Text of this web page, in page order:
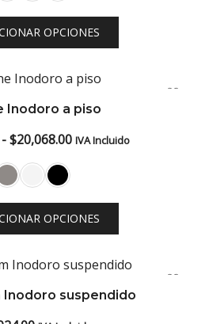
OPCIONES
Inodoro a piso
- $20,068.00Rango
desde
$12,760.00
$20,068.00
IVA Incluido
OPCIONES
Inodoro suspendido